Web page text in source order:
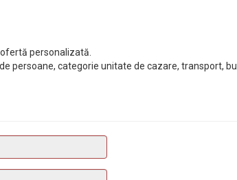
personalizată.
persoane, categorie unitate de cazare, transport,